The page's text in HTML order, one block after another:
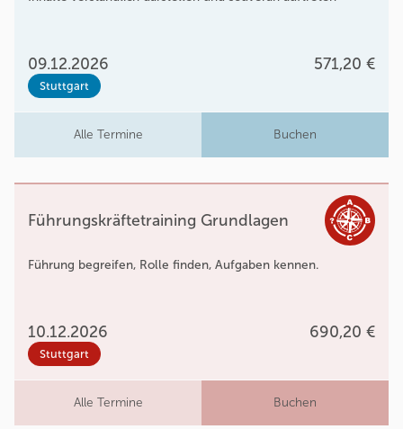
09.12.2026 571,20 €
Stuttgart
Alle Termine Buchen
Führungskräftetraining Grundlagen
Führung begreifen, Rolle finden, Aufgaben kennen.
10.12.2026 690,20 €
Stuttgart
Alle Termine Buchen